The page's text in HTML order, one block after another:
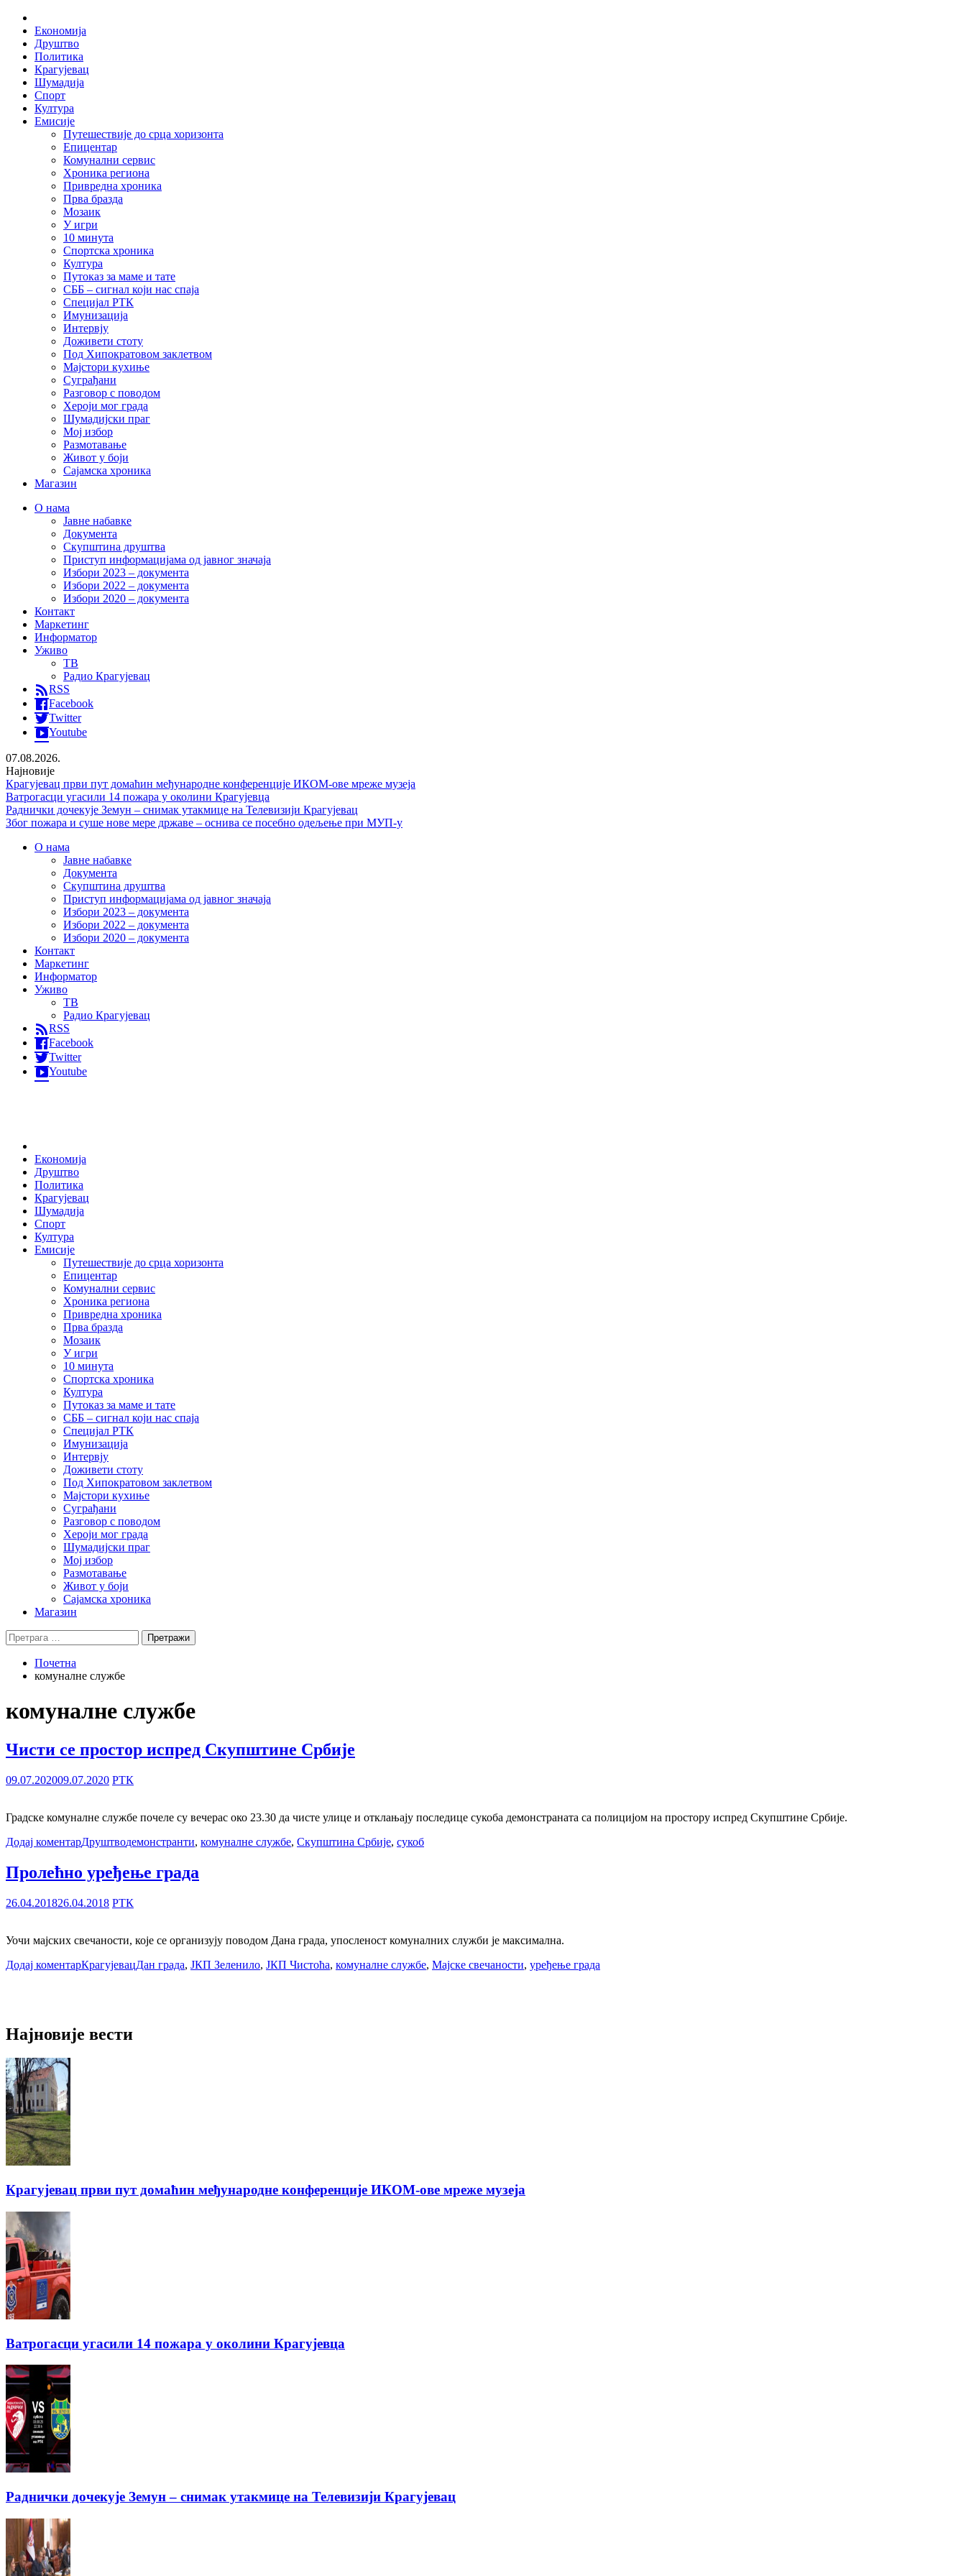
Skip
content
Економија
Друштво
Политика
Крагујевац
Шумадија
Спорт
Култура
Емисије
Путешествије до срца хоризонта
Епицентар
Комунални сервис
Хроника региона
Привредна хроника
Прва бразда
Мозаик
У игри
10 минута
Спортска хроника
Култура
Путоказ за маме и тате
СББ – сигнал који нас спаја
Специјал РТК
Имунизација
Интервју
Доживети стоту
Под Хипократовом заклетвом
Мајстори кухиње
Суграђани
Разговор с поводом
Хероји мог града
Шумадијски праг
Мој избор
Размотавање
Живот у боји
Сајамска хроника
Магазин
О нама
Јавне набавке
Документа
Скупштина друштва
Приступ информацијама од јавног значаја
Избори 2023 – документа
Избори 2022 – документа
Избори 2020 – документа
Контакт
Маркетинг
Информатор
Уживо
ТВ
Радио Крагујевац
RSS
Facebook
Twitter
Youtube
07.08.2026.
Најновије
Крагујевац први пут домаћин међународне конференције ИКОМ-ове мреже музеја
Ватрогасци угасили 14 пожара у околини Крагујевца
Раднички дочекује Земун – снимак утакмице на Телевизији Крагујевац
Због пожара и суше нове мере државе – оснива се посебно одељење при МУП-у
О нама
Јавне набавке
Документа
Скупштина друштва
Приступ информацијама од јавног значаја
Избори 2023 – документа
Избори 2022 – документа
Избори 2020 – документа
Контакт
Маркетинг
Информатор
Уживо
ТВ
Радио Крагујевац
RSS
Facebook
Twitter
Youtube
Економија
Друштво
Политика
Крагујевац
Шумадија
Спорт
Култура
Емисије
Путешествије до срца хоризонта
Епицентар
Комунални сервис
Хроника региона
Привредна хроника
Прва бразда
Мозаик
У игри
10 минута
Спортска хроника
Култура
Путоказ за маме и тате
СББ – сигнал који нас спаја
Специјал РТК
Имунизација
Интервју
Доживети стоту
Под Хипократовом заклетвом
Мајстори кухиње
Суграђани
Разговор с поводом
Хероји мог града
Шумадијски праг
Мој избор
Размотавање
Живот у боји
Сајамска хроника
Магазин
Претрага
за:
Почетна
комуналне службе
комуналне службе
Чисти се простор испред Скупштине Србије
09.07.202009.07.2020 РТК
Градске комуналне службе почеле су вечерас око 23.30 да чисте улице и отклањају последице сукоба демонстраната са полицијом на простору испред Скупштине Србије.
Додај коментарДруштводемонстранти, комуналне службе, Скупштина Србије, сукоб
Пролећно уређење града
26.04.201826.04.2018 РТК
Уочи мајских свечаности, које се организују поводом Дана града, упосленост комуналних служби је максимална.
Додај коментарКрагујевацДан града, ЈКП Зеленило, ЈКП Чистоћа, комуналне службе, Мајске свечаности, уређење града
Најновије вести
Крагујевац први пут домаћин међународне конференције ИКОМ-ове мреже музеја
Ватрогасци угасили 14 пожара у околини Крагујевца
Раднички дочекује Земун – снимак утакмице на Телевизији Крагујевац